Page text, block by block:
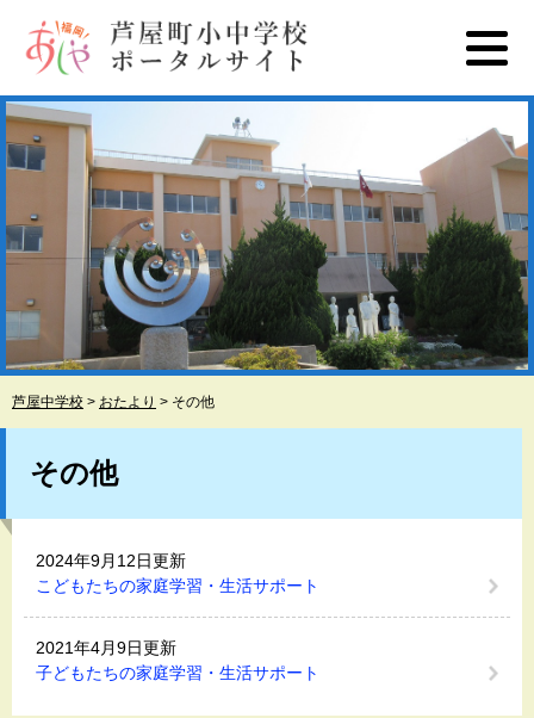
先
で
を
ば
本
文
芦屋中学校 > おたより > その他
その他
2024年9月12日更新
こどもたちの家庭学習・生活サポート
2021年4月9日更新
子どもたちの家庭学習・生活サポート